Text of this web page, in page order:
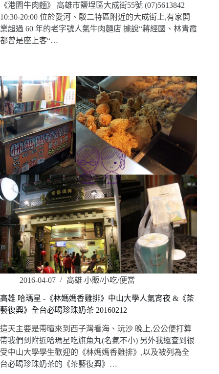
《港園牛肉麵》 高雄市鹽埕區大成街55號 (07)5613842
10:30-20:00 位於愛河、駁二特區附近的大成街上,有家開
業超過 60 年的老字號人氣牛肉麵店 據說“蔣經國、林青霞
都曾是座上客“…
2016-04-07 高雄 小販/小吃/便當
高雄 哈瑪星 -《林媽媽香雞排》中山大學人氣宵夜 &《茶
藝復興》全台必喝珍珠奶茶 20160212
這天主要是帶暄來到西子灣看海、玩沙 晚上,公公便打算
帶我們到附近哈瑪星吃旗魚丸(名氣不小) 另外我還查到很
受中山大學學生歡迎的《林媽媽香雞排》,以及被列為全
台必喝珍珠奶茶的《茶藝復興》…